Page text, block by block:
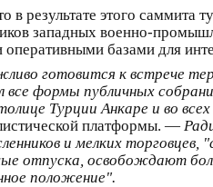
в результате этого
западных военно-
базами для
готовится к встрече
все формы публичных
Турции Анкаре и во
платформы. —
и мелких
отпуска, освобождают
положение".